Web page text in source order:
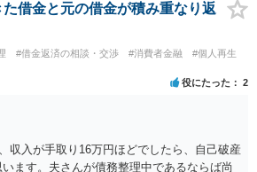
借金と元の借金が積み重なり返
#借金返済の相談・交渉 #消費者金融
#個人再生
役にたった 2
収入が手取り16万円ほどでしたら、自己破産
ます。夫さんが債務整理中であるならば尚